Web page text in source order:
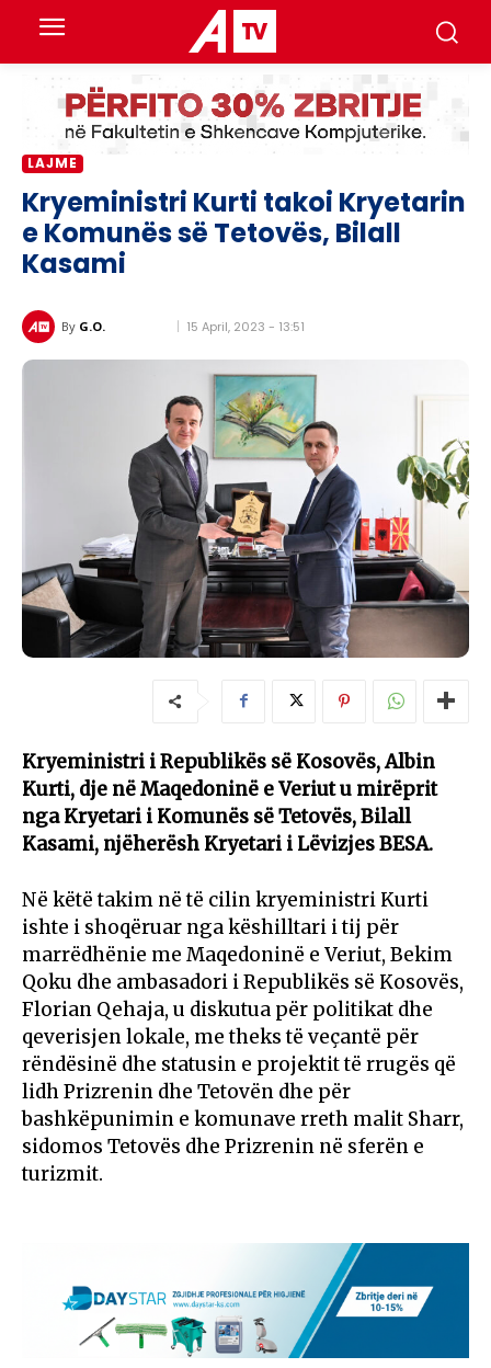
LAJME
Kryeministri Kurti takoi Kryetarin
e Komunës së Tetovës, Bilall
Kasami
By G.O. 15 April, 2023 - 13:51
Kryeministri i Republikës së Kosovës, Albin
Kurti, dje në Maqedoninë e Veriut u mirëprit
nga Kryetari i Komunës së Tetovës, Bilall
Kasami, njëherësh Kryetari i Lëvizjes BESA.
Në këtë takim në të cilin kryeministri Kurti
ishte i shoqëruar nga këshilltari i tij për
marrëdhënie me Maqedoninë e Veriut, Bekim
Qoku dhe ambasadori i Republikës së Kosovës,
Florian Qehaja, u diskutua për politikat dhe
qeverisjen lokale, me theks të veçantë për
rëndësinë dhe statusin e projektit të rrugës që
lidh Prizrenin dhe Tetovën dhe për
bashkëpunimin e komunave rreth malit Sharr,
sidomos Tetovës dhe Prizrenin në sferën e
turizmit.